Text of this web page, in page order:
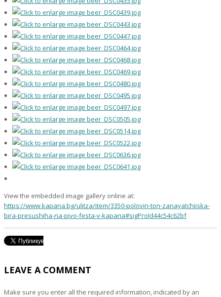
View the embedded image gallery online at:
https://www.kapana.bg/ulitza/item/3350-polovin-ton-zanayatchiiska-
bira-presushiha-na-pivo-festa-v-kapana#sigProId44c54c62bf
LEAVE A COMMENT
Make sure you enter all the required information, indicated by an